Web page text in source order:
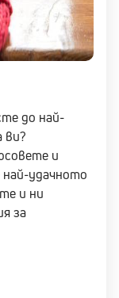
до най-
ви?
и
удачното
и ни
за